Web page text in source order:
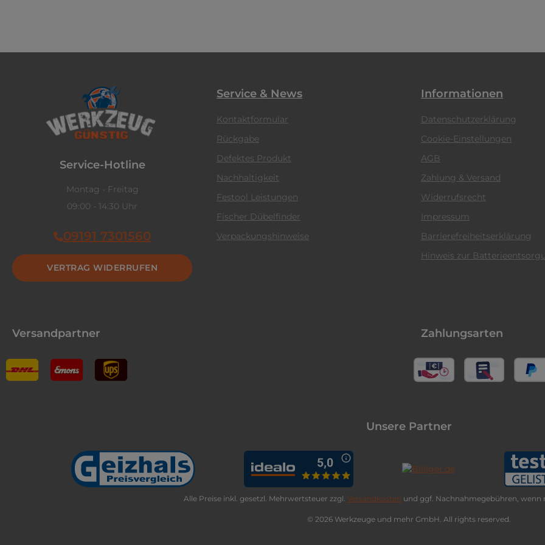
Service-Hotline
Montag - Freitag
09:00 - 14:30 Uhr
09191 7301560
VERTRAG WIDERRUFEN
Service & News
Kontaktformular
Rückgabe
Defektes Produkt
Nachhaltigkeit
Festool Leistungen
Fischer Dübelfinder
Verpackungshinweise
Informationen
Datenschutzerklärung
Cookie-Einstellungen
AGB
Zahlung & Versand
Widerrufsrecht
Impressum
Barrierefreiheitserklärung
Hinweis zur
Versandpartner Zahlungsarten
Unsere Partner
Alle Preise inkl. gesetzl. Mehrwertsteuer zzgl. Versandkosten und ggf. Nachnahmegebühren, wenn
© 2026 Werkzeuge und mehr GmbH. All rights reserved.